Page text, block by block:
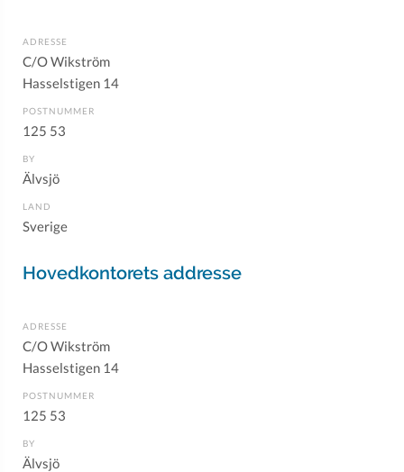
ADRESSE
C/O Wikström
Hasselstigen 14
POSTNUMMER
125 53
BY
Älvsjö
LAND
Sverige
Hovedkontorets addresse
ADRESSE
C/O Wikström
Hasselstigen 14
POSTNUMMER
125 53
BY
Älvsjö